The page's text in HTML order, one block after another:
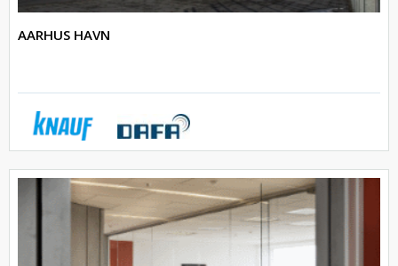
AARHUS HAVN